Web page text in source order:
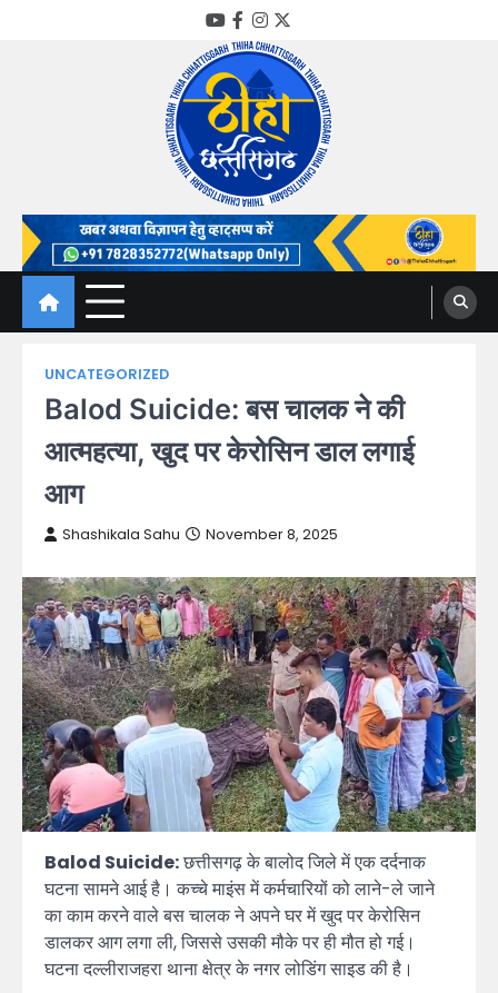
YouTube
Facebook
Instagram
Twitter
Thiha Chhattisgarh
गोठ जन-जन के
UNCATEGORIZED
Balod Suicide: बस चालक ने की
आत्महत्या, खुद पर केरोसिन डाल लगाई
आग
Shashikala Sahu November 8, 2025
Balod Suicide:छत्तीसगढ़ के बालोद जिले में एक दर्दनाक
घटना सामने आई है। कच्चे माइंस में कर्मचारियों को लाने-ले जाने
का काम करने वाले बस चालक ने अपने घर में खुद पर केरोसिन
डालकर आग लगा ली, जिससे उसकी मौके पर ही मौत हो गई।
घटना दल्लीराजहरा थाना क्षेत्र के नगर लोडिंग साइड की है।